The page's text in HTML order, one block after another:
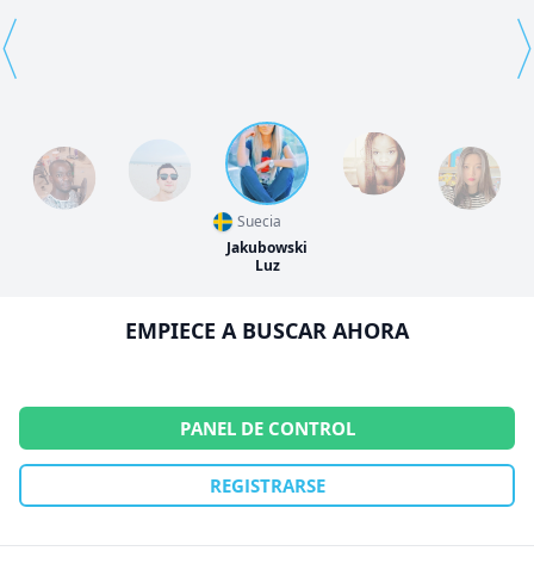
Suecia
Jakubowski
Luz
⟨ ⟩
EMPIECE A BUSCAR AHORA
PANEL DE CONTROL
REGISTRARSE